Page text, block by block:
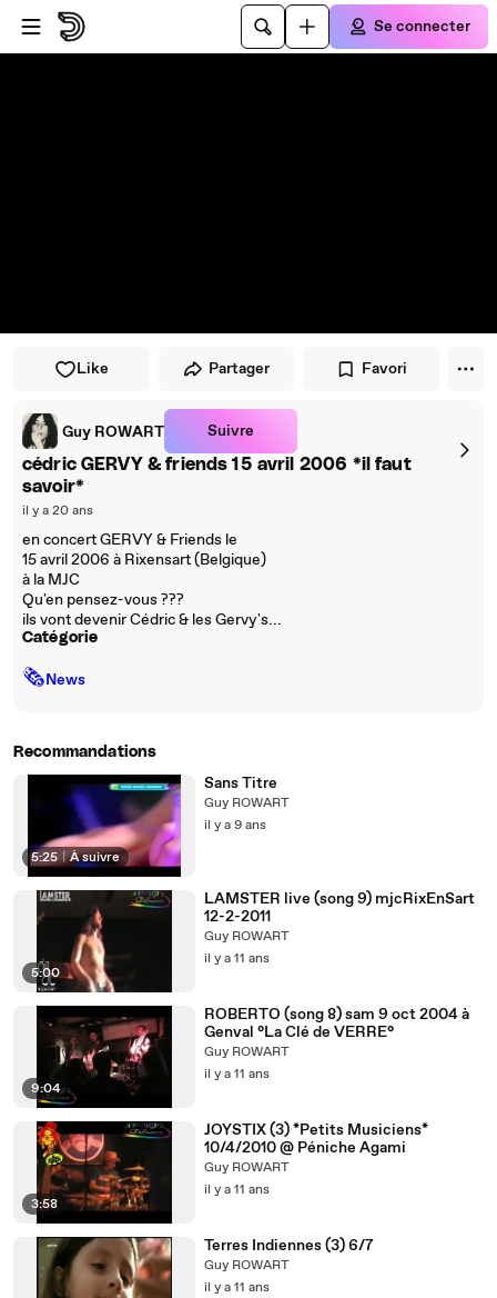
Passer au player
Passer au contenu principal
Se connecter
Like Partager Favori
Guy ROWART Suivre
cédric GERVY & friends 15 avril 2006 *il faut
savoir*
il y a 20 ans
en concert GERVY & Friends le
15 avril 2006 à Rixensart (Belgique)
à la MJC
Qu'en pensez-vous ???
ils vont devenir Cédric & les Gervy's...
Catégorie
🗞News
Recommandations
5:25 | À suivre
Sans Titre
Guy ROWART
il y a 9 ans
5:00
LAMSTER live (song 9) mjcRixEnSart
12-2-2011
Guy ROWART
il y a 11 ans
9:04
ROBERTO (song 8) sam 9 oct 2004 à
Genval °La Clé de VERRE°
Guy ROWART
il y a 11 ans
3:58
JOYSTIX (3) *Petits Musiciens*
10/4/2010 @ Péniche Agami
Guy ROWART
il y a 11 ans
Terres Indiennes (3) 6/7
Guy ROWART
il y a 11 ans